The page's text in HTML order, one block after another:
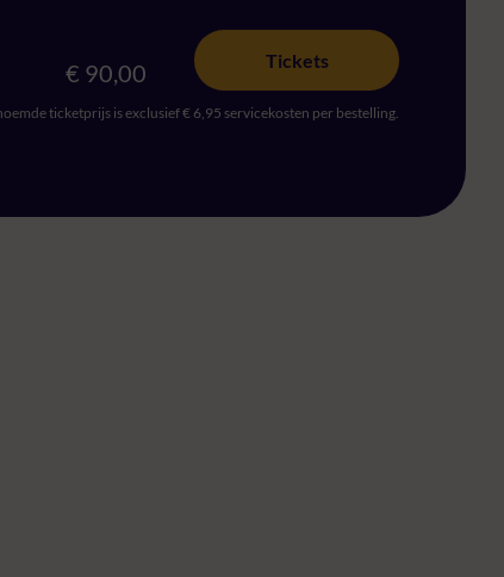
€ 90,00 Tickets
ticketprijs is exclusief € 6,95 servicekosten per bestelling.